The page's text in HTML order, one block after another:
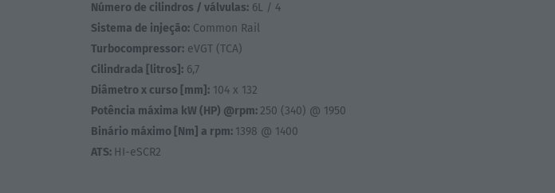
Número de cilindros / válvulas: 6L / 4
Sistema de injeção: Common Rail
Turbocompressor: eVGT (TCA)
Cilindrada [litros]: 6,7
Diâmetro x curso [mm]: 104 x 132
Potência máxima kW (HP) @rpm: 250 (340) @ 1950
Binário máximo [Nm] a rpm: 1398 @ 1400
ATS: HI-eSCR2